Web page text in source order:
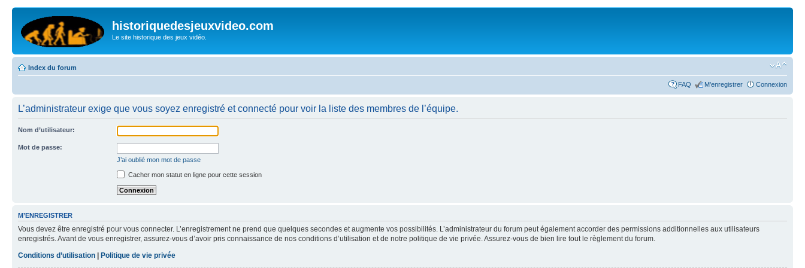
historiquedesjeuxvideo.com
Le site historique des jeux vidéo.
Index du forum
FAQ M’enregistrer Connexion
L’administrateur exige que vous soyez enregistré et connecté pour voir la liste des membres de l’équipe.
Nom d’utilisateur:
Mot de passe:
J’ai oublié mon mot de passe
Cacher mon statut en ligne pour cette session
M’ENREGISTRER
Vous devez être enregistré pour vous connecter. L’enregistrement ne prend que quelques secondes et augmente vos possibilités. L’administrateur du forum peut également accorder des permissions additionnelles aux utilisateurs
enregistrés. Avant de vous enregistrer, assurez-vous d’avoir pris connaissance de nos conditions d’utilisation et de notre politique de vie privée. Assurez-vous de bien lire tout le règlement du forum.
Conditions d’utilisation
Politique de vie privée